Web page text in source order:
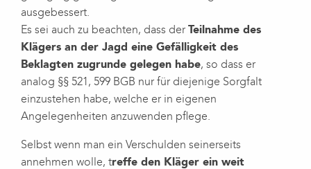
ausgebessert.
Es sei auch zu beachten, dass der Teilnahme des
Klägers an der Jagd eine Gefälligkeit des
Beklagten zugrunde gelegen habe, so dass er
analog §§ 521, 599 BGB nur für diejenige Sorgfalt
einzustehen habe, welche er in eigenen
Angelegenheiten anzuwenden pflege.
Selbst wenn man ein Verschulden seinerseits
annehmen wolle, treffe den Kläger ein weit